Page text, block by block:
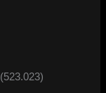
(523.023)